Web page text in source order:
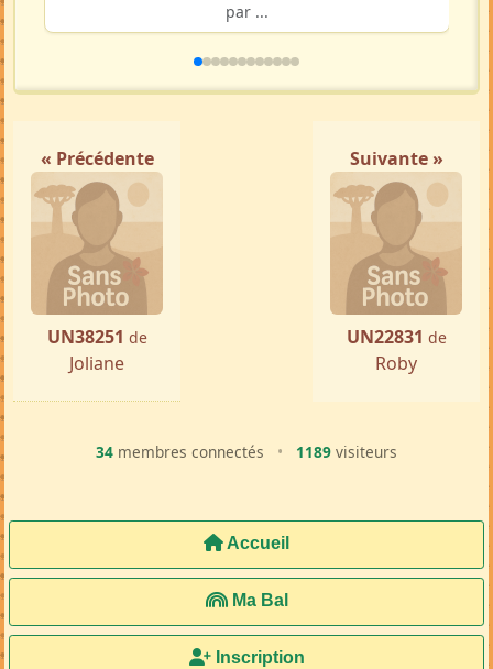
par ...
« Précédente
UN38251 de
Joliane
Suivante »
UN22831 de
Roby
34 membres connectés • 1189 visiteurs
Accueil
Ma Bal
Inscription